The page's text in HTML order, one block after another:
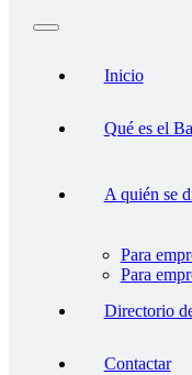
Inicio
Qué es el
A quién se
Para
Para
Directorio
Contactar